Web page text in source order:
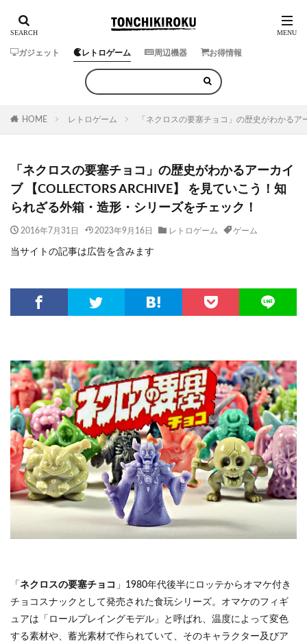
ガジェット レトロゲーム 周辺機器 お得情報
HOME レトロゲーム 「ネクロスの要塞チョコ」の歴史がわかる
「ネクロスの要塞チョコ」の歴史がわかるアーカイ
ブ 【COLLECTORS ARCHIVE】 を見ていこう！知
られざる外箱・造形・シリーズをチェック！
2016年7月31日 2023年9月16日 レトロゲーム ゲーム
当サイトの記事は広告を含みます
「 ネクロスの要塞チョコ 」1980年代後半にロッテからオマケ付き
チョコスナックとして発売された食玩シリーズ。オマケのフィギ
ュアは「ロールプレイングモデル」と呼ばれ、温度によって変色
する素材や、蓄光素材で作られていて、そのキャラクター及びア